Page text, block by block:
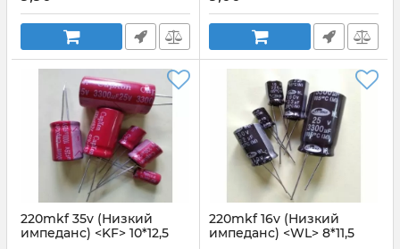
220mkf 35v (Низкий
импеданс) <KF> 10*12,5
220mkf 16v (Низкий
импеданс) <WL> 8*11,5